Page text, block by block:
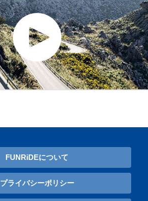
FUNRiDEについて
プライバシーポリシー